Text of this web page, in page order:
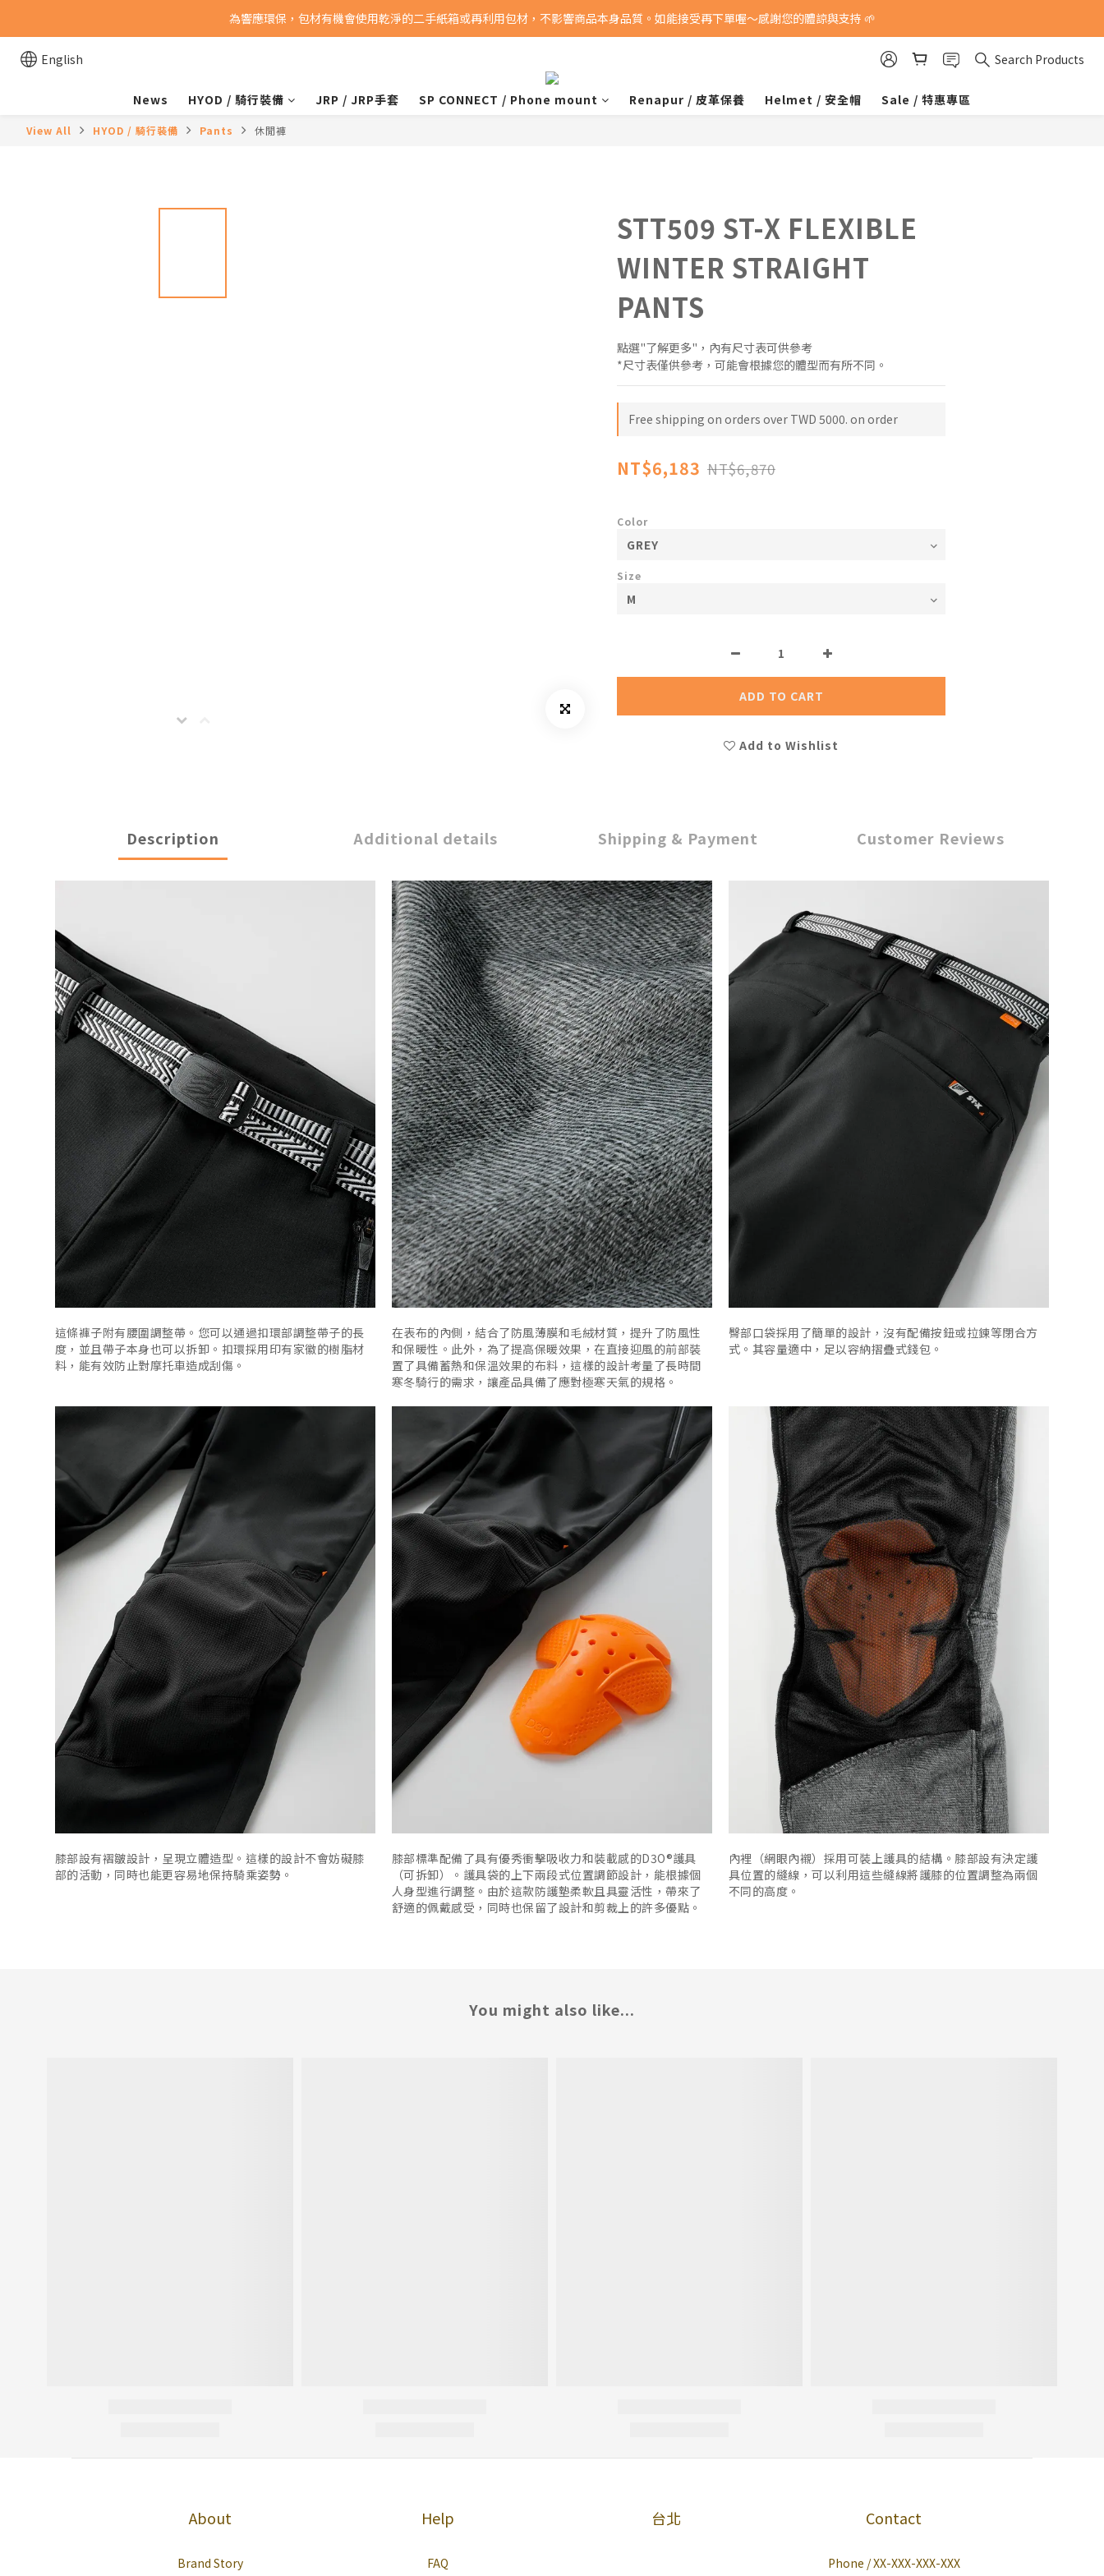
消費滿5000即享免運費
為響應環保，包材有機會使用乾淨的二手紙箱或再利用包材，不影響商品本身品質。如能接受再下單喔～感謝您的體諒與支持 🌱
English Search Products
News HYOD / 騎行裝備 JRP / JRP手套 SP CONNECT / Phone mount Renapur / 皮革保養 Helmet / 安全帽 Sale / 特惠專區
View All HYOD / 騎行裝備 Pants 休閒褲
STT509 ST-X FLEXIBLE
WINTER STRAIGHT
PANTS
點選"了解更多"，內有尺寸表可供參考
*尺寸表僅供參考，可能會根據您的體型而有所不同。
Free shipping on orders over TWD 5000. on order
NT$6,183 NT$6,870
Color
Size
ADD TO CART
Add to Wishlist
Description Additional details Shipping & Payment Customer Reviews
這條褲子附有腰圍調整帶。您可以通過扣環部調整帶子的長
度，並且帶子本身也可以拆卸。扣環採用印有家徽的樹脂材
料，能有效防止對摩托車造成刮傷。
在表布的內側，結合了防風薄膜和毛絨材質，提升了防風性
和保暖性。此外，為了提高保暖效果，在直接迎風的前部裝
置了具備蓄熱和保溫效果的布料，這樣的設計考量了長時間
寒冬騎行的需求，讓產品具備了應對極寒天氣的規格。
臀部口袋採用了簡單的設計，沒有配備按鈕或拉鍊等閉合方
式。其容量適中，足以容納摺疊式錢包。
膝部設有褶皺設計，呈現立體造型。這樣的設計不會妨礙膝
部的活動，同時也能更容易地保持騎乘姿勢。
膝部標準配備了具有優秀衝擊吸收力和裝載感的D3O®護具
（可拆卸）。護具袋的上下兩段式位置調節設計，能根據個
人身型進行調整。由於這款防護墊柔軟且具靈活性，帶來了
舒適的佩戴感受，同時也保留了設計和剪裁上的許多優點。
內裡（網眼內襯）採用可裝上護具的結構。膝部設有決定護
具位置的縫線，可以利用這些縫線將護膝的位置調整為兩個
不同的高度。
You might also like...
About
Brand Story
Help
FAQ
台北 Contact
Phone / XX-XXX-XXX-XXX